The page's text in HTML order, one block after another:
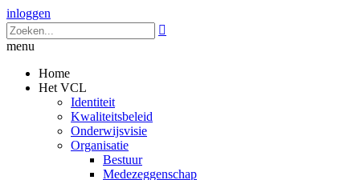
inloggen

menu
Home
Het VCL
Identiteit
Kwaliteitsbeleid
Onderwijsvisie
Organisatie
Bestuur
Medezeggenschap